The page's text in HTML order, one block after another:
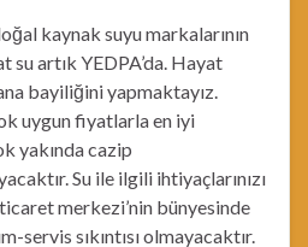
kaynak suyu markalarının
su artık YEDPA’da. Hayat
bayiliğini yapmaktayız.
uygun fiyatlarla en iyi
yakında cazip
Su ile ilgili ihtiyaçlarınızı
merkezi’nin bünyesinde
servis sıkıntısı olmayacaktır.